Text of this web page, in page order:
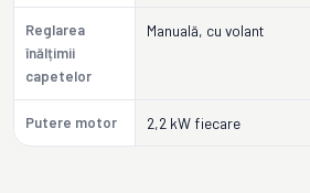
Reglarea
înălțimii
capetelor
Manuală, cu volant
Putere motor 2,2 kW fiecare